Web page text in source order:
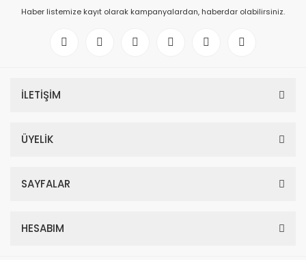
Haber listemize kayıt olarak kampanyalardan, haberdar olabilirsiniz.
İLETİŞİM
ÜYELİK
SAYFALAR
HESABIM